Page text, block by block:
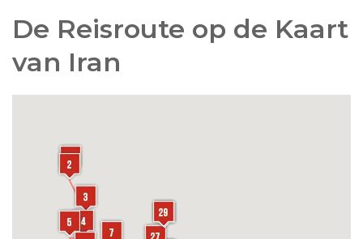
De Reisroute op de Kaart
van Iran